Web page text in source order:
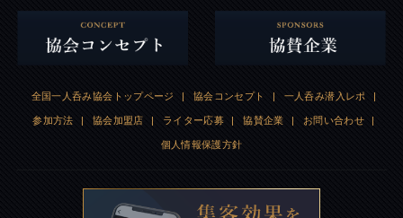
全国一人呑み協会トップページ | 協会コンセプト | 一人呑み潜入レポ |
参加方法 | 協会加盟店 | ライター応募 | 協賛企業 | お問い合わせ |
個人情報保護方針